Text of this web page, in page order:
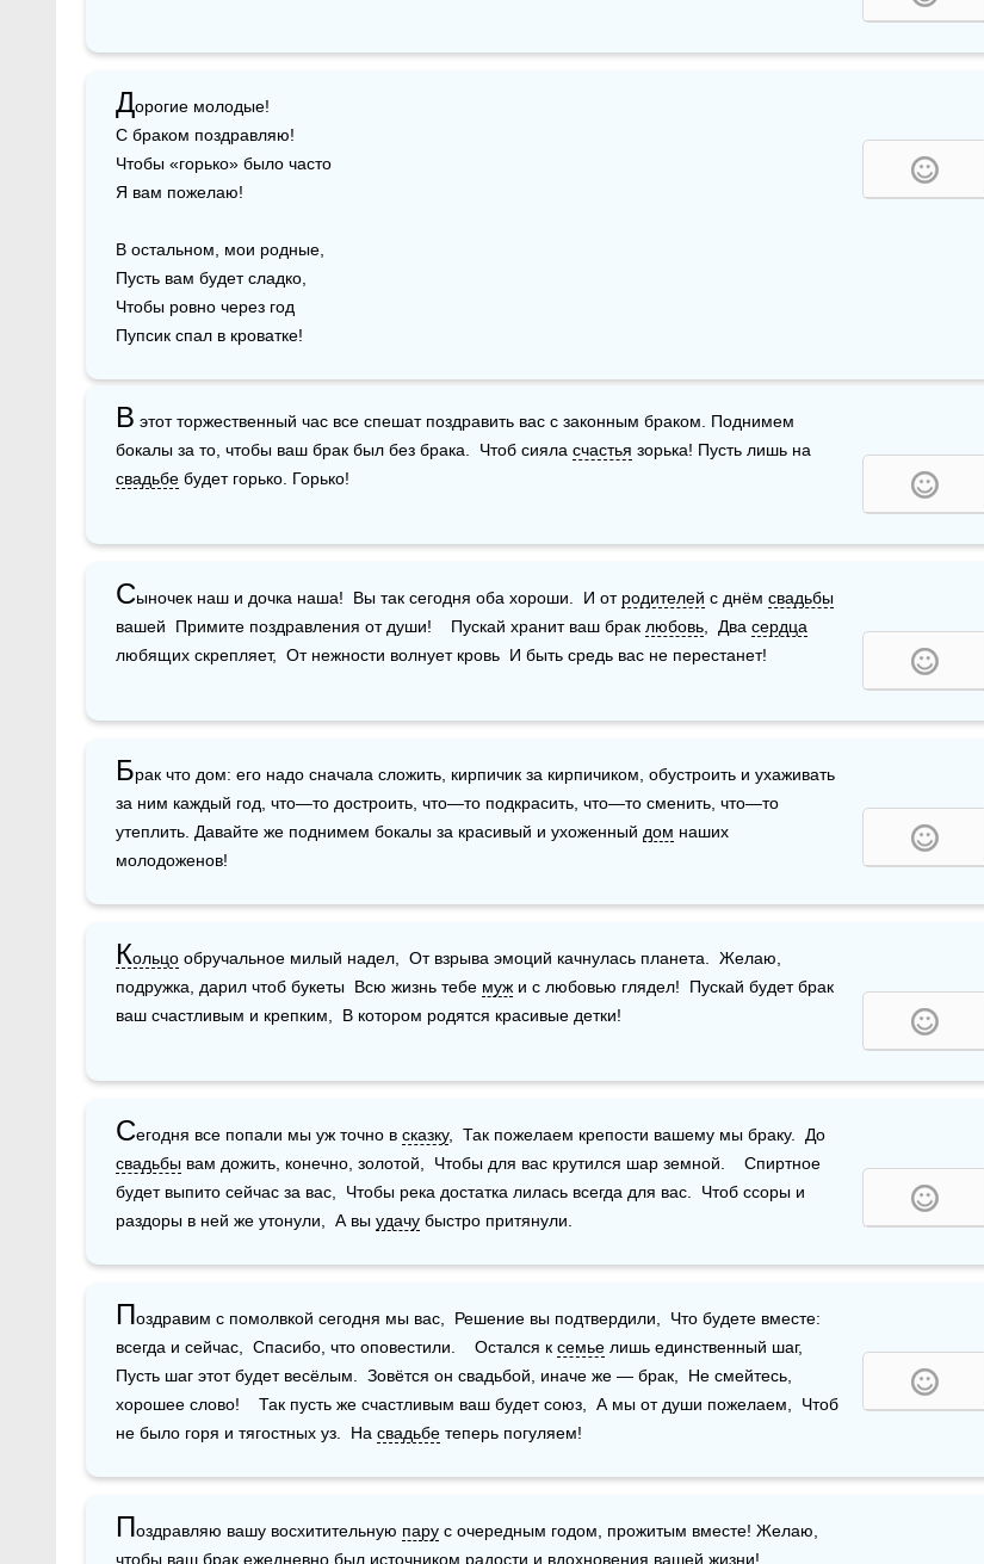
Дорогие молодые!
С браком поздравляю!
Чтобы «горько» было часто
Я вам пожелаю!
В остальном, мои родные,
Пусть вам будет сладко,
Чтобы ровно через год
Пупсик спал в кроватке!
В этот торжественный час все спешат поздравить вас с законным браком. Поднимем
бокалы за то, чтобы ваш брак был без брака.  Чтоб сияла счастья
свадьбе будет горько. Горько!
Сыночек наш и дочка наша!  Вы так сегодня оба хороши.  И от родителей с днём свадьбы
вашей  Примите поздравления от души!    Пускай хранит ваш брак любовь ,  Два сердца
любящих скрепляет,  От нежности волнует кровь  И быть средь вас не перестанет!
Брак что дом: его надо сначала сложить, кирпичик за кирпичиком, обустроить и ухаживать
за ним каждый год, что—то достроить, что—то подкрасить, что—то сменить, что—то
утеплить. Давайте же поднимем бокалы за красивый и ухоженный дом наших
молодоженов!
Кольцо обручальное милый надел,  От взрыва эмоций качнулась планета.  Желаю,
подружка, дарил чтоб букеты  Всю жизнь тебе муж и с любовью глядел!  Пускай будет брак
ваш счастливым и крепким,  В котором родятся красивые детки!
Сегодня все попали мы уж точно в сказку
свадьбы вам дожить, конечно, золотой,  Чтобы для вас крутился шар земной.    Спиртное
будет выпито сейчас за вас,  Чтобы река достатка лилась всегда для вас.  Чтоб ссоры и
раздоры в ней же утонули,  А вы удачу быстро притянули.
Поздравим с помолвкой сегодня мы вас,  Решение вы подтвердили,  Что будете вместе:
всегда и сейчас,  Спасибо, что оповестили.    Остался к семье лишь единственный шаг,
Пусть шаг этот будет весёлым.  Зовётся он свадьбой, иначе же — брак,  Не смейтесь,
хорошее слово!    Так пусть же счастливым ваш будет союз,  А мы от души пожелаем,  Чтоб
не было горя и тягостных уз.  На свадьбе теперь погуляем!
Поздравляю вашу восхитительную пару с очередным годом, прожитым вместе! Желаю,
чтобы ваш брак ежедневно был источником радости и вдохновения вашей жизни!